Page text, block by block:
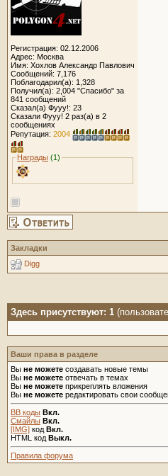
Регистрация: 02.12.2006
Адрес: Москва
Имя: Хохлов Александр Павлович
Сообщений: 7,176
Поблагодарил(а): 1,328
Получил(а): 2,004 "Спасибо" за
841 сообщений
Сказал(а) Фууу!: 23
Сказали Фууу! 2 раз(а) в 2
сообщениях
Репутация: 2004
Награды (1)
Закладки
Digg
Здесь присутствуют: 1
Ваши права в разделе
Вы не можете создавать новые темы
Вы не можете отвечать в темах
Вы не можете прикреплять вложения
Вы не можете редактировать свои
BB коды Вкл.
Смайлы Вкл.
[IMG] код Вкл.
HTML код Выкл.
Правила форума